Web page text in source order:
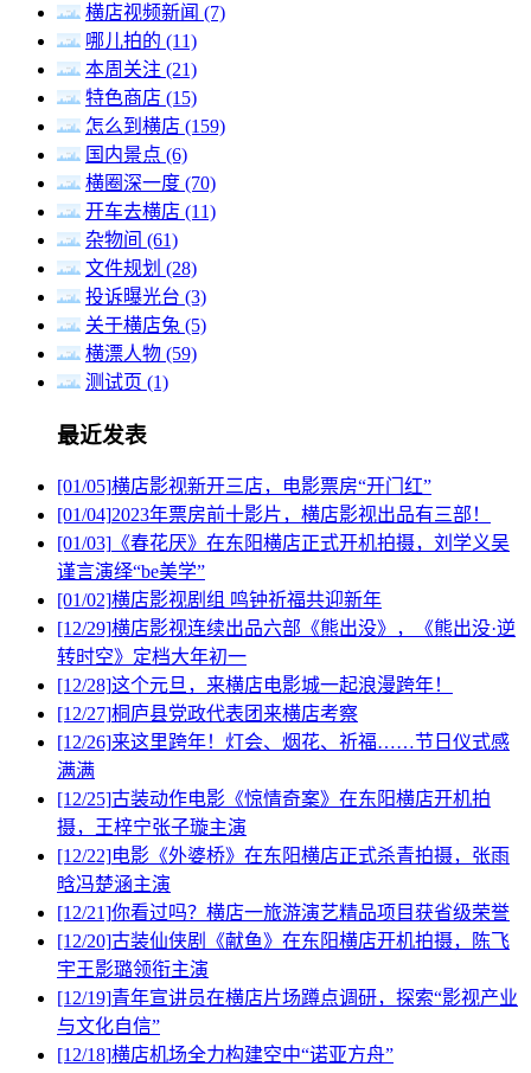
横店视频新闻 (7)
哪儿拍的 (11)
本周关注 (21)
特色商店 (15)
怎么到横店 (159)
国内景点 (6)
横圈深一度 (70)
开车去横店 (11)
杂物间 (61)
文件规划 (28)
投诉曝光台 (3)
关于横店兔 (5)
横漂人物 (59)
测试页 (1)
最近发表
[01/05]横店影视新开三店，电影票房“开门红”
[01/04]2023年票房前十影片，横店影视出品有三部！
[01/03] 《春花厌》在东阳横店正式开机拍摄，刘学义吴
谨言演绎“be美学”
[01/02]横店影视剧组 鸣钟祈福共迎新年
[12/29]横店影视连续出品六部《熊出没》，《熊出没·逆
转时空》定档大年初一
[12/28]这个元旦，来横店电影城一起浪漫跨年！
[12/27]桐庐县党政代表团来横店考察
[12/26]来这里跨年！灯会、烟花、祈福……节日仪式感
满满
[12/25]古装动作电影《惊情奇案》在东阳横店开机拍
摄，王梓宁张子璇主演
[12/22]电影《外婆桥》在东阳横店正式杀青拍摄，张雨
晗冯楚涵主演
[12/21]你看过吗？横店一旅游演艺精品项目获省级荣誉
[12/20]古装仙侠剧《献鱼》在东阳横店开机拍摄，陈飞
宇王影璐领衔主演
[12/19]青年宣讲员在横店片场蹲点调研，探索“影视产业
与文化自信”
[12/18]​横店机场全力构建空中“诺亚方舟”